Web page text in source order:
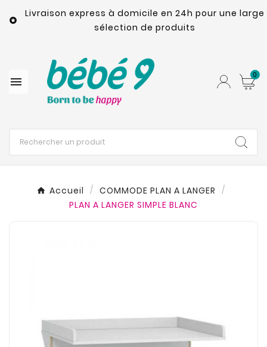

Livraison express à domicile en 24h pour une large
sélection de produits
 0
Accueil
COMMODE PLAN A LANGER
PLAN A LANGER SIMPLE BLANC